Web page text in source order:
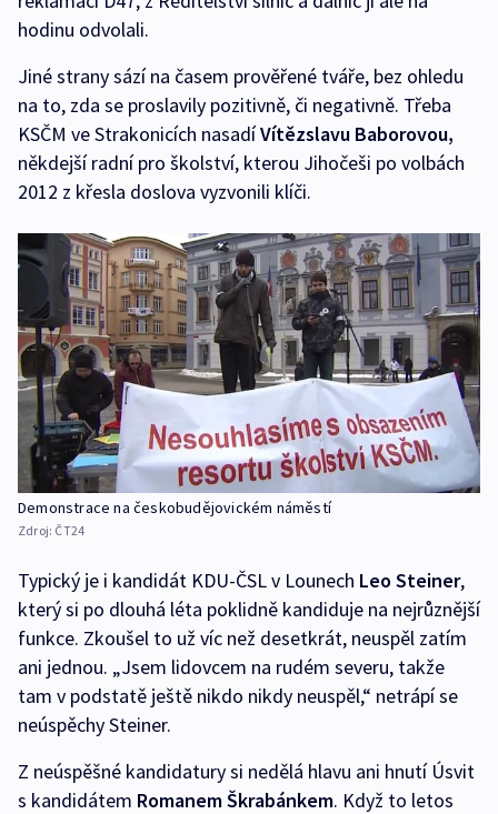
hodinu odvolali.
Jiné strany sází na časem prověřené tváře, bez ohledu
na to, zda se proslavily pozitivně, či negativně. Třeba
KSČM ve Strakonicích nasadíVítězslavu Baborovou,
někdejší radní pro školství, kterou Jihočeši po volbách
2012 z křesla doslova vyzvonili klíči.
Demonstrace na českobudějovickém náměstí
Zdroj: ČT24
Typický je i kandidát KDU-ČSL v Lounech Leo Steiner,
který si po dlouhá léta poklidně kandiduje na nejrůznější
funkce. Zkoušel to už víc než desetkrát, neuspěl zatím
ani jednou. „Jsem lidovcem na rudém severu, takže
tam v podstatě ještě nikdo nikdy neuspěl,“ netrápí se
neúspěchy Steiner.
Z neúspěšné kandidatury si nedělá hlavu ani hnutí Úsvit
s kandidátem Romanem Škrabánkem. Když to letos